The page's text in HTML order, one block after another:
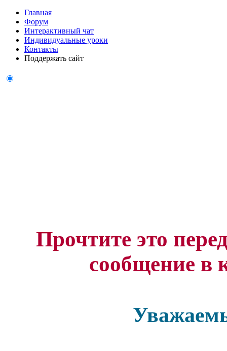
Главная
Форум
Интерактивный чат
Индивидуальные уроки
Контакты
Поддержать сайт
Прочтите это
сообщение в